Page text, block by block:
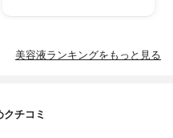
美容液ランキングをもっと見る
クチコミ